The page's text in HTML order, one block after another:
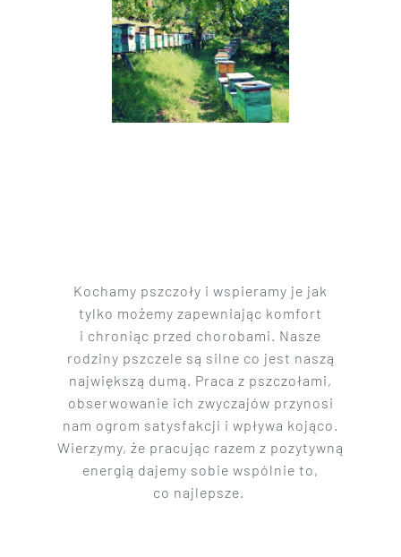
Kochamy pszczoły i wspieramy je jak
tylko możemy zapewniając komfort
i chroniąc przed chorobami. Nasze
rodziny pszczele są silne co jest naszą
największą dumą. Praca z pszczołami,
obserwowanie ich zwyczajów przynosi
nam ogrom satysfakcji i wpływa kojąco.
Wierzymy, że pracując razem z pozytywną
energią dajemy sobie wspólnie to,
co najlepsze.